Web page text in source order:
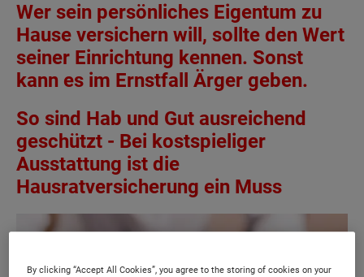
Wer sein persönliches Eigentum zu
Hause versichern will, sollte den Wert
seiner Einrichtung kennen. Sonst
kann es im Ernstfall Ärger geben.
So sind Hab und Gut ausreichend
geschützt - Bei kostspieliger
Ausstattung ist die
Hausratversicherung ein Muss
By clicking “Accept All Cookies”, you agree to the storing of cookies on your